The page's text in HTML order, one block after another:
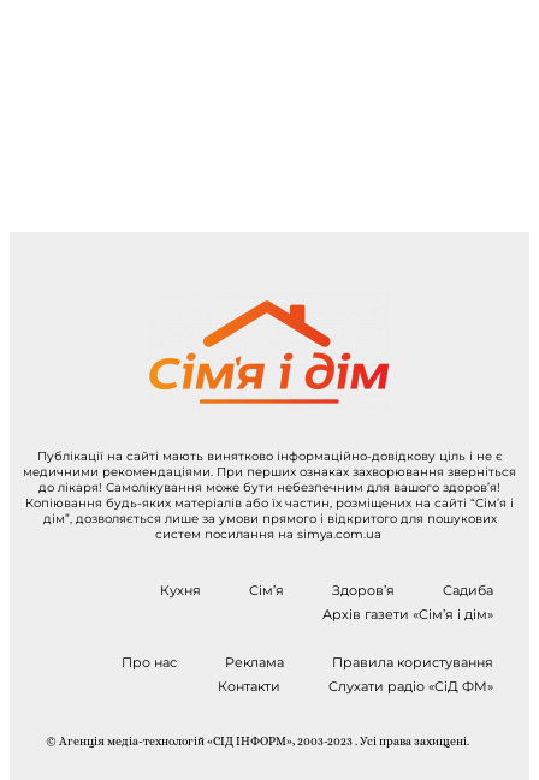
Публікації на сайті мають винятково інформаційно-довідкову ціль і не є
медичними рекомендаціями. При перших ознаках захворювання зверніться
до лікаря! Самолікування може бути небезпечним для вашого здоров’я!
Копіювання будь-яких матеріалів або їх частин, розміщених на сайті “Сім’я і
дім”, дозволяється лише за умови прямого і відкритого для пошукових
систем посилання на simya.com.ua
Кухня Сім’я Здоров’я
Садиба
Архів газети «Сім’я і дім»
Про нас Реклама
Правила користування
Контакти
Слухати радіо «СіД ФМ»
© Агенція медіа-технологій «СІД ІНФОРМ», 2003-2023 . Усі права захищені.